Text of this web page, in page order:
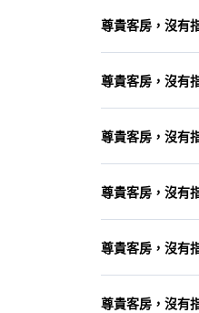
尊貴客房，沒有
尊貴客房，沒有
尊貴客房，沒有
尊貴客房，沒有
尊貴客房，沒有
尊貴客房，沒有